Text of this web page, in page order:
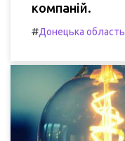
компаній.
#Донецька область